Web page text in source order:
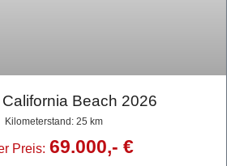
Beach 2026
Kilometerstand: 25 km
Preis: 69.000,- €